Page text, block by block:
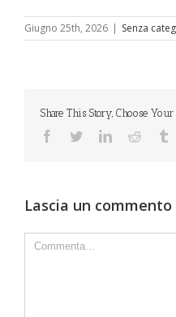
Giugno 25th, 2026 | Senza
Share This Story, Choose Your
Facebook
TwitterLinkedinReddit
Lascia un commento
Comment